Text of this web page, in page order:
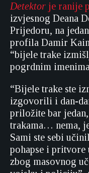
Detektor je ranije
izvjesnog Deana
Prijedoru, na
profila Damir
“bijele trake
pogrdnim
“Bijele trake ste
izgovorili i dan-
priložite bar
trakama… nema,
Sami ste sebi
pohapse i
zbog masovnog